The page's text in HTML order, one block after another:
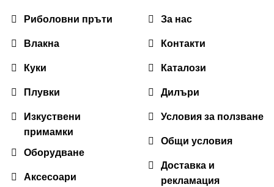
Риболовни пръти
Влакна
Куки
Плувки
Изкуствени
примамки
Оборудване
Аксесоари
За нас
Контакти
Каталози
Дилъри
Условия за ползване
Общи условия
Доставка и
рекламация